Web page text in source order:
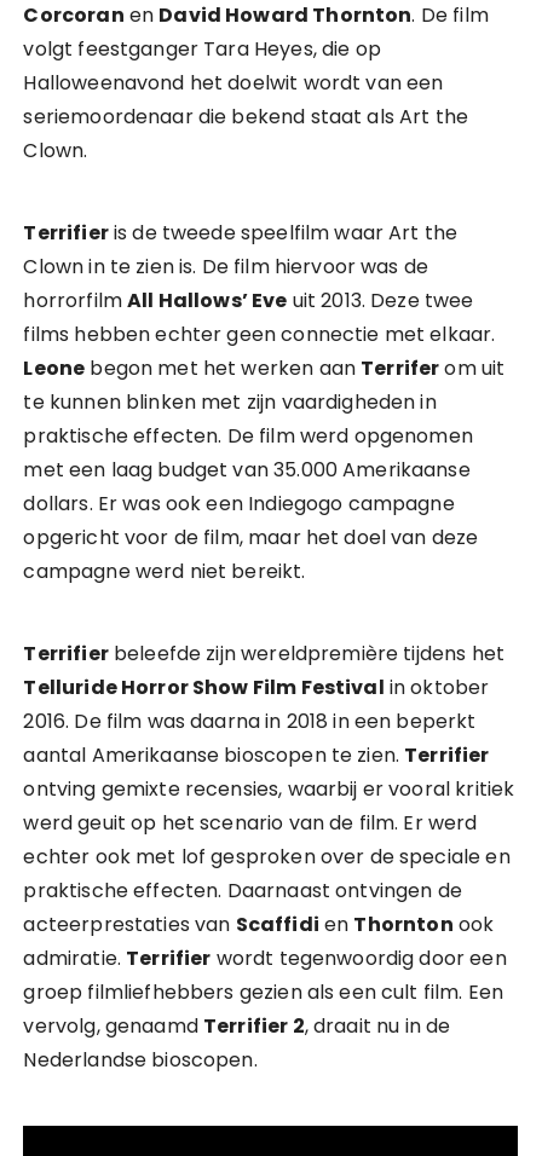
Corcoran en David Howard Thornton. De film
volgt feestganger Tara Heyes, die op
Halloweenavond het doelwit wordt van een
seriemoordenaar die bekend staat als Art the
Clown.
Terrifieris de tweede speelfilm waar Art the
Clown in te zien is. De film hiervoor was de
horrorfilmAll Hallows’ Eve uit 2013. Deze twee
films hebben echter geen connectie met elkaar.
Leone begon met het werken aan Terriferom uit
te kunnen blinken met zijn vaardigheden in
praktische effecten. De film werd opgenomen
met een laag budget van 35.000 Amerikaanse
dollars. Er was ook een Indiegogo campagne
opgericht voor de film, maar het doel van deze
campagne werd niet bereikt.
Terrifierbeleefde zijn wereldpremière tijdens het
Telluride Horror Show Film Festival in oktober
2016. De film was daarna in 2018 in een beperkt
aantal Amerikaanse bioscopen te zien. Terrifier
ontving gemixte recensies, waarbij er vooral kritiek
werd geuit op het scenario van de film. Er werd
echter ook met lof gesproken over de speciale en
praktische effecten. Daarnaast ontvingen de
acteerprestaties van Scaffidi en Thornton ook
admiratie. Terrifier wordt tegenwoordig door een
groep filmliefhebbers gezien als een cult film. Een
vervolg, genaamd Terrifier 2, draait nu in de
Nederlandse bioscopen.